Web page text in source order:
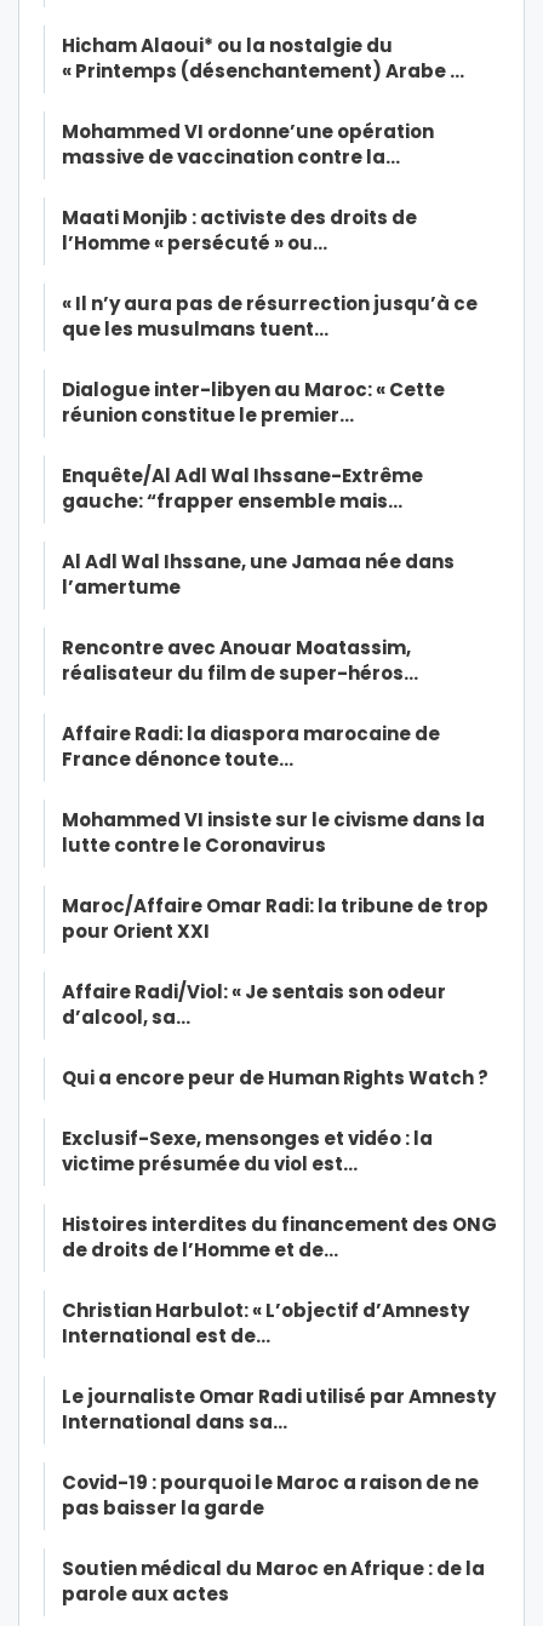
Hicham Alaoui* ou la nostalgie du
« Printemps (désenchantement) Arabe …
Mohammed VI ordonne’une opération
massive de vaccination contre la…
Maati Monjib : activiste des droits de
l’Homme « persécuté » ou…
« Il n’y aura pas de résurrection jusqu’à ce
que les musulmans tuent…
Dialogue inter-libyen au Maroc: « Cette
réunion constitue le premier…
Enquête/Al Adl Wal Ihssane-Extrême
gauche: “frapper ensemble mais…
Al Adl Wal Ihssane, une Jamaa née dans
l’amertume
Rencontre avec Anouar Moatassim,
réalisateur du film de super-héros…
Affaire Radi: la diaspora marocaine de
France dénonce toute…
Mohammed VI insiste sur le civisme dans la
lutte contre le Coronavirus
Maroc/Affaire Omar Radi: la tribune de trop
pour Orient XXI
Affaire Radi/Viol: « Je sentais son odeur
d’alcool, sa…
Qui a encore peur de Human Rights Watch ?
Exclusif-Sexe, mensonges et vidéo : la
victime présumée du viol est…
Histoires interdites du financement des ONG
de droits de l’Homme et de…
Christian Harbulot: « L’objectif d’Amnesty
International est de…
Le journaliste Omar Radi utilisé par Amnesty
International dans sa…
Covid-19 : pourquoi le Maroc a raison de ne
pas baisser la garde
Soutien médical du Maroc en Afrique : de la
parole aux actes